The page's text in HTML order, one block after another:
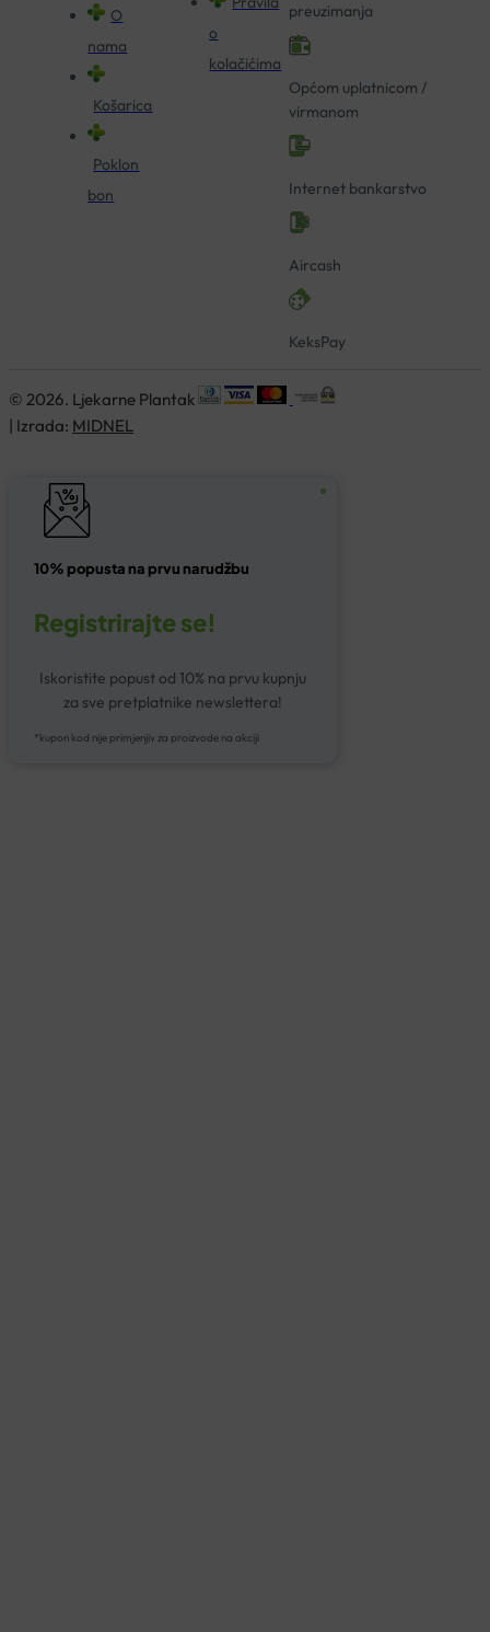
O
nama
Košarica
Poklon
bon
o
kolačićima
preuzimanja
Općom uplatnicom /
virmanom
Internet bankarstvo
Aircash
KeksPay
© 2026. Ljekarne Plantak
| Izrada: MIDNEL
10% popusta na prvu narudžbu
Registrirajte se!
Iskoristite popust od 10% na prvu kupnju
za sve pretplatnike newslettera!
*kupon kod nije primjenjiv za proizvode na akciji